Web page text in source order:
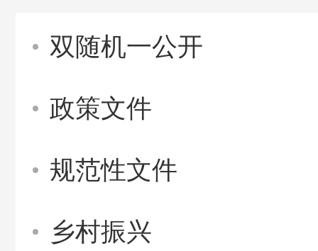
双随机一公开
政策文件
规范性文件
乡村振兴